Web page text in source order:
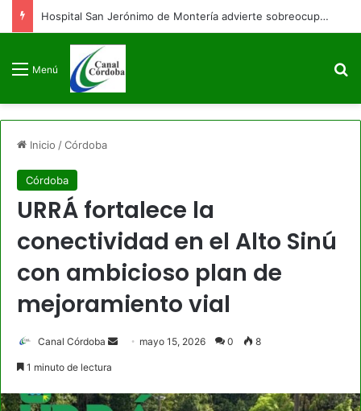
Hospital San Jerónimo de Montería advierte sobreocupación y afectación en sus servicios
Menú
Inicio /Córdoba
Córdoba
URRÁ fortalece la
conectividad en el Alto Sinú
con ambicioso plan de
mejoramiento vial
Canal Córdoba
Send mayo 15, 2026 0 8
1 minuto de lectura